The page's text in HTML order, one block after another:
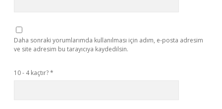
Daha sonraki yorumlarımda kullanılması için adım, e-posta adresim
ve site adresim bu tarayıcıya kaydedilsin.
10 - 4 kaçtır?*